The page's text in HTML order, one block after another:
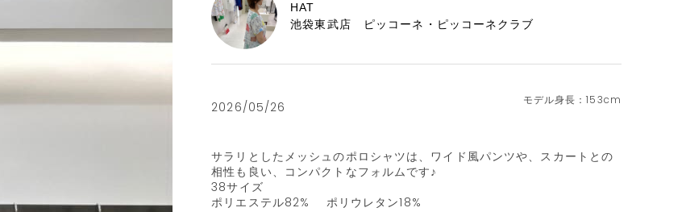
HAT
池袋東武店 ピッコーネ・ピッコーネクラブ
2026/05/26 153cm
サラリとしたメッシュのポロシャツは、ワイド風パンツや、スカートとの
相性も良い、コンパクトなフォルムです♪
38サイズ
ポリエステル82%    ポリウレタン18%